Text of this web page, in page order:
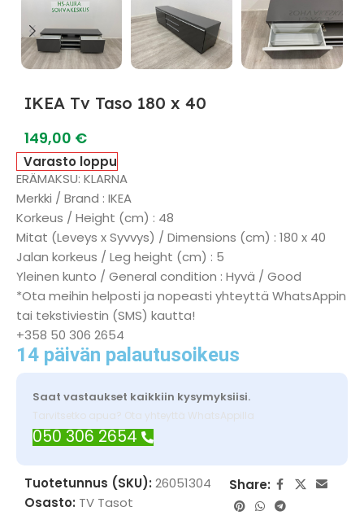
IKEA Tv Taso 180 x 40
149,00 €
Varasto loppu
ERÄMAKSU: KLARNA
Merkki / Brand : IKEA
Korkeus / Height (cm) : 48
Mitat (Leveys x Syvvys) / Dimensions (cm) : 180 x 40
Jalan korkeus / Leg height (cm) : 5
Yleinen kunto / General condition : Hyvä / Good
*Ota meihin helposti ja nopeasti yhteyttä WhatsAppin
tai tekstiviestin (SMS) kautta!
+358 50 306 2654
14 päivän palautusoikeus
Saat vastaukset kaikkiin kysymyksiisi.
Tarvitsetko apua? Ota yhteyttä WhatsAppilla
050 306 2654
Tuotetunnus (SKU): 26051304
Osasto: TV Tasot
Share: